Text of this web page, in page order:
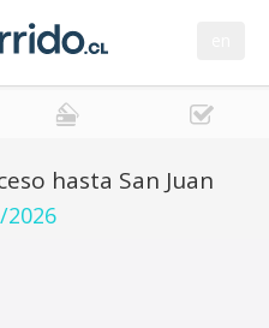
hasta San Juan
2026